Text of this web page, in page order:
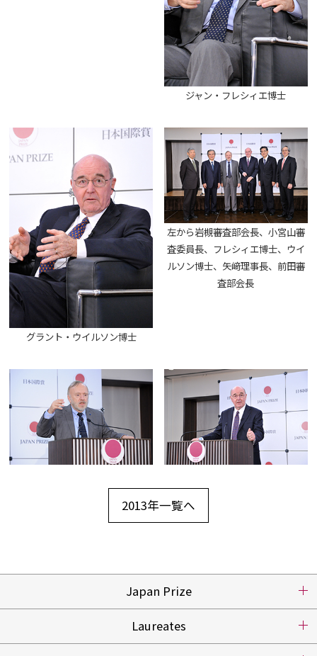
ジャン・フレシィエ博士
グラント・ウイルソン博士
左から岩槻審査部会長、小宮山審
査委員長、フレシィエ博士、ウイ
ルソン博士、矢﨑理事長、前田審
査部会長
2013年一覧へ
Japan Prize
Laureates